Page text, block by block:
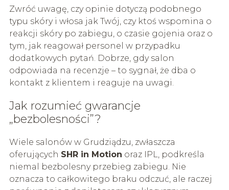
Zwróć uwagę, czy opinie dotyczą podobnego
typu skóry i włosa jak Twój, czy ktoś wspomina o
reakcji skóry po zabiegu, o czasie gojenia oraz o
tym, jak reagował personel w przypadku
dodatkowych pytań. Dobrze, gdy salon
odpowiada na recenzje – to sygnał, że dba o
kontakt z klientem i reaguje na uwagi.
Jak rozumieć gwarancje
„bezbolesności”?
Wiele salonów w Grudziądzu, zwłaszcza
oferujących SHR in Motion oraz IPL, podkreśla
niemal bezbolesny przebieg zabiegu. Nie
oznacza to całkowitego braku odczuć, ale raczej